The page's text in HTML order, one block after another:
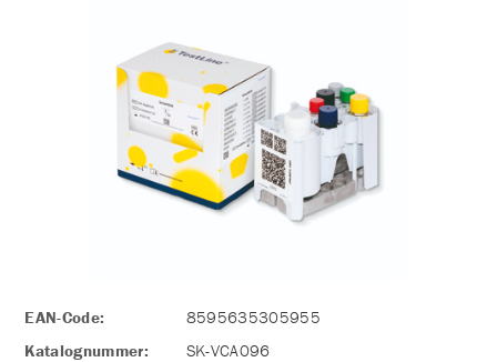
EAN-Code:
8595635305955
Katalognummer:
SK-VCA096